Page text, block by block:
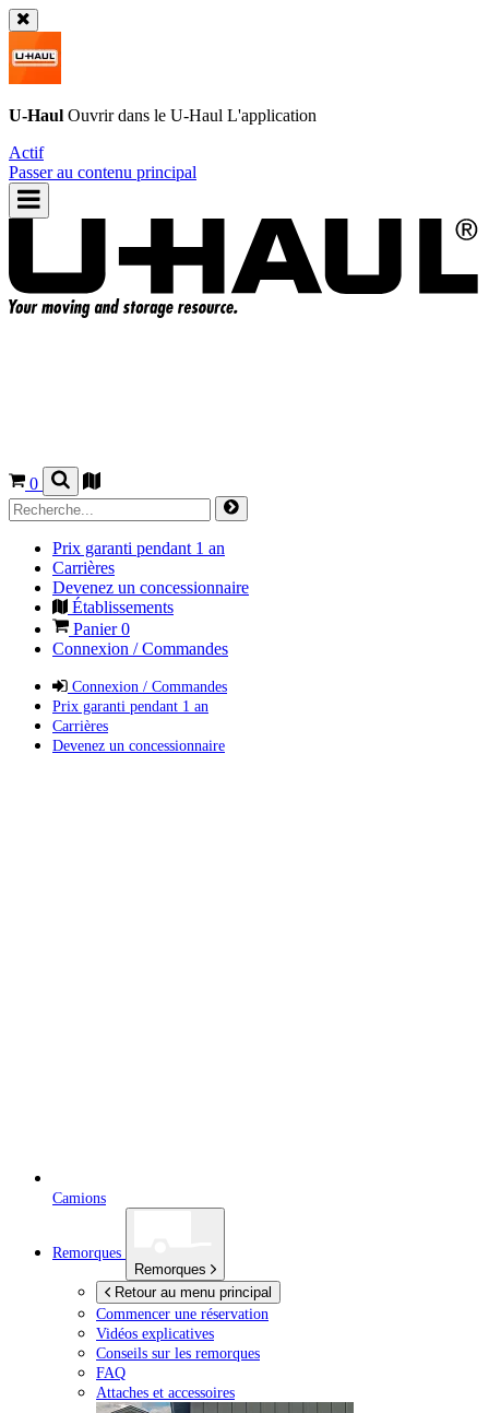
U-Haul Ouvrir dans le U-Haul L'application
Actif
Passer au contenu principal
0
Prix garanti pendant 1 an
Carrières
Devenez un concessionnaire
Établissements
Panier0
Connexion / Commandes
Connexion / Commandes
Prix garanti pendant 1 an
Carrières
Devenez un concessionnaire
Camions
Remorques
Remorques
Retour au menu principal
Commencer une réservation
Vidéos explicatives
Conseils sur les remorques
FAQ
Attaches et accessoires